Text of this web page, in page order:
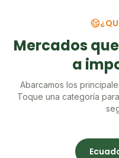
Mercados
a
Abarcamos los
Toque una categoría